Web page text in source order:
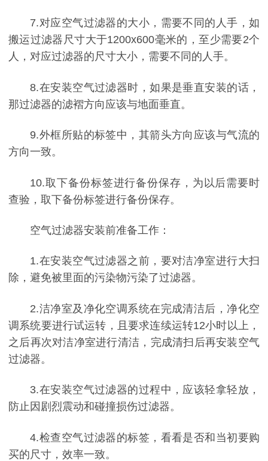
7.对应空气过滤器的大小，需要不同的人手，如
搬运过滤器尺寸大于1200x600毫米的，至少需要2个
人，对应过滤器的尺寸大小，需要不同的人手。
8.在安装空气过滤器时，如果是垂直安装的话，
那过滤器的滤褶方向应该与地面垂直。
9.外框所贴的标签中，其箭头方向应该与气流的
方向一致。
10.取下备份标签进行备份保存，为以后需要时
查验，取下备份标签进行备份保存。
空气过滤器安装前准备工作：
1.在安装空气过滤器之前，要对洁净室进行大扫
除，避免被里面的污染物污染了过滤器。
2.洁净室及净化空调系统在完成清洁后，净化空
调系统要进行试运转，且要求连续运转12小时以上，
之后再次对洁净室进行清洁，完成清扫后再安装空气
过滤器。
3.在安装空气过滤器的过程中，应该轻拿轻放，
防止因剧烈震动和碰撞损伤过滤器。
4.检查空气过滤器的标签，看看是否和当初要购
买的尺寸，效率一致。